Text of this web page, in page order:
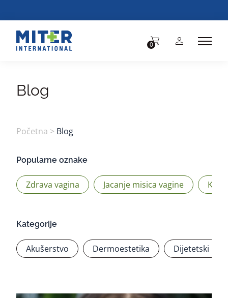
0
Blog
Početna > Blog
Popularne oznake
Zdrava vagina Jacanje misica vagine
Kategorije
Akušerstvo Dermoestetika Dijetetski